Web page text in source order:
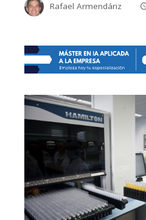
Rafael Armendáriz